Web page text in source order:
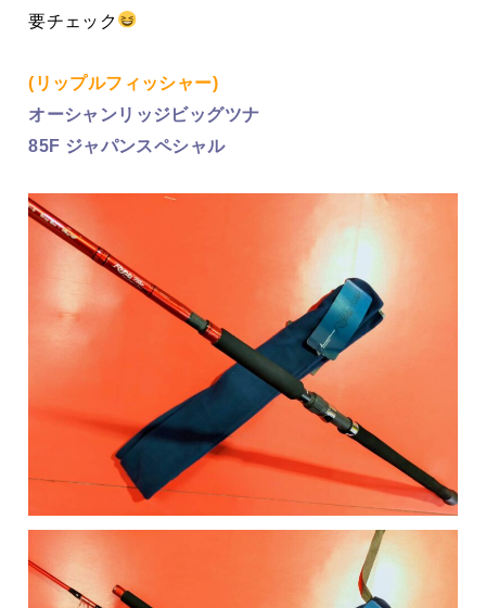
要チェック
(リップルフィッシャー)
オーシャンリッジビッグツナ
85F ジャパンスペシャル